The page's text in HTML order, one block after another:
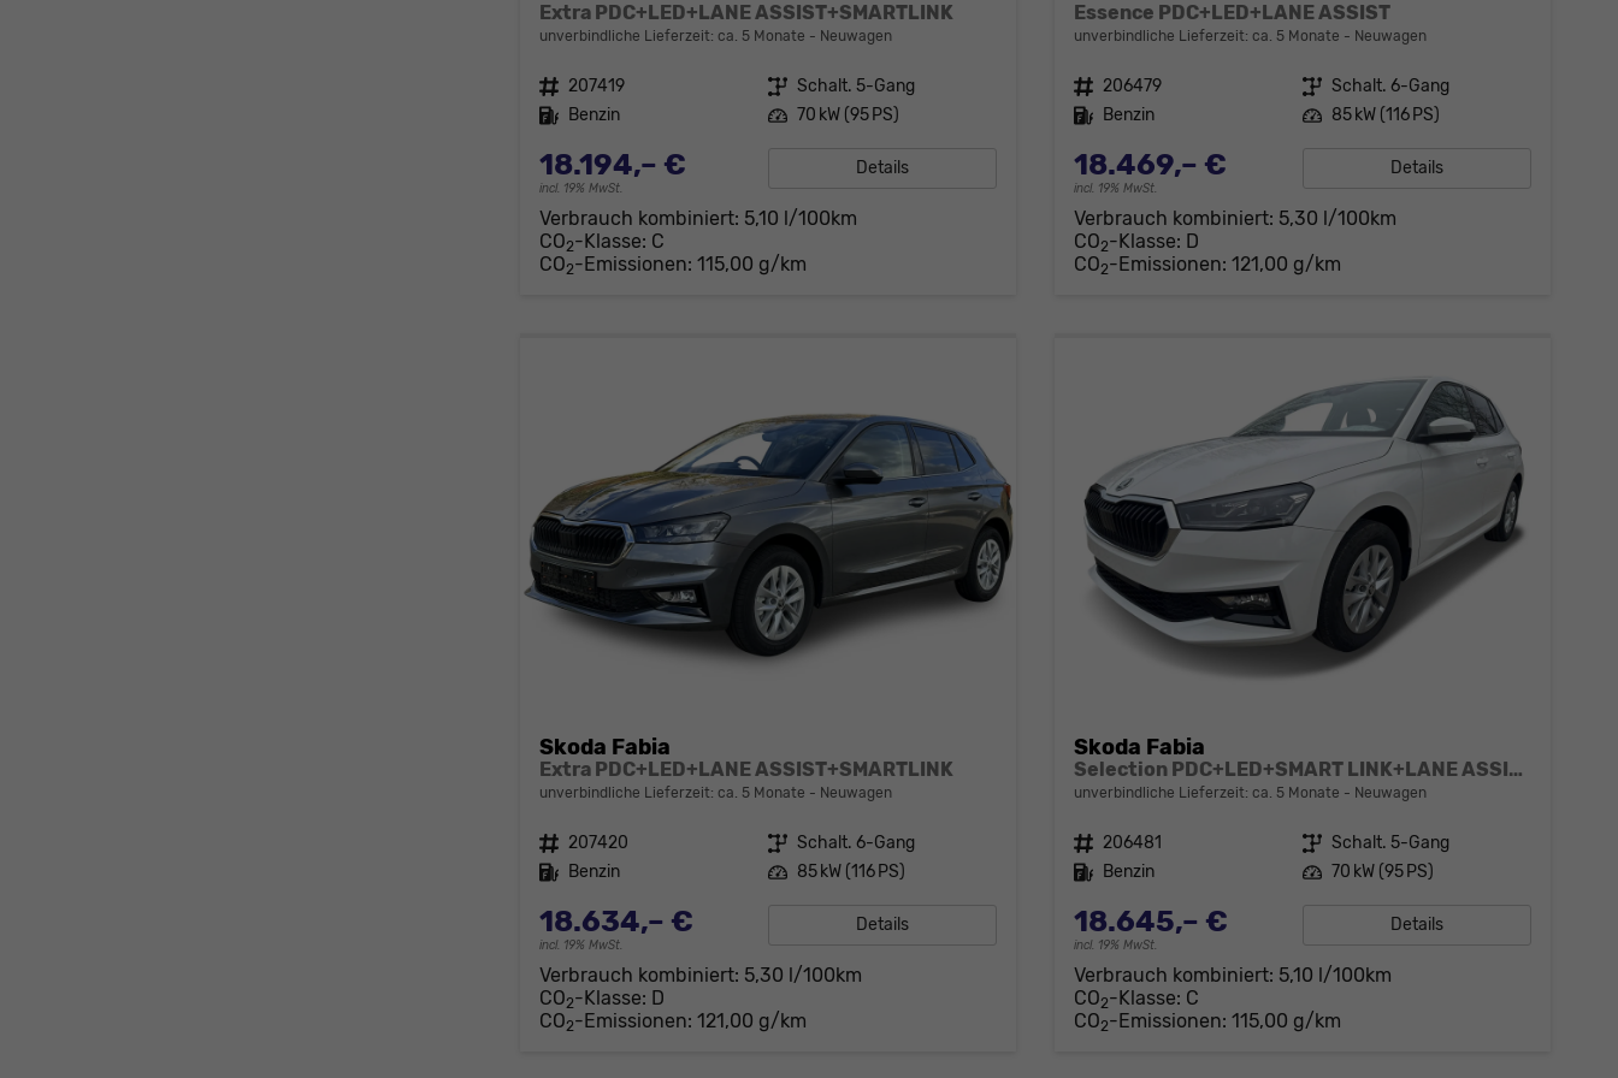
Extra PDC+LED+LANE ASSIST+SMARTLINK
unverbindliche Lieferzeit: ca. 5 Monate Neuwagen
Fahrzeugnr. 207419 Getriebe Schalt. 5-Gang
Kraftstoff Benzin Leistung 70 kW (95 PS)
18.194,– €
incl. 19% MwSt.
Details
Verbrauch kombiniert: 5,10 l/100km
CO2-Klasse: C
CO2-Emissionen: 115,00 g/km
Essence PDC+LED+LANE ASSIST
unverbindliche Lieferzeit: ca. 5 Monate Neuwagen
Fahrzeugnr. 206479 Getriebe Schalt. 6-Gang
Kraftstoff Benzin Leistung 85 kW (116 PS)
18.469,– €
incl. 19% MwSt.
Details
Verbrauch kombiniert: 5,30 l/100km
CO2-Klasse: D
CO2-Emissionen: 121,00 g/km
Skoda Fabia
Extra PDC+LED+LANE ASSIST+SMARTLINK
unverbindliche Lieferzeit: ca. 5 Monate Neuwagen
Fahrzeugnr. 207420 Getriebe Schalt. 6-Gang
Kraftstoff Benzin Leistung 85 kW (116 PS)
18.634,– €
incl. 19% MwSt.
Details
Verbrauch kombiniert: 5,30 l/100km
CO2-Klasse: D
CO2-Emissionen: 121,00 g/km
Skoda Fabia
Selection PDC+LED+SMART LINK+LANE ASSIST
unverbindliche Lieferzeit: ca. 5 Monate Neuwagen
Fahrzeugnr. 206481 Getriebe Schalt. 5-Gang
Kraftstoff Benzin Leistung 70 kW (95 PS)
18.645,– €
incl. 19% MwSt.
Details
Verbrauch kombiniert: 5,10 l/100km
CO2-Klasse: C
CO2-Emissionen: 115,00 g/km